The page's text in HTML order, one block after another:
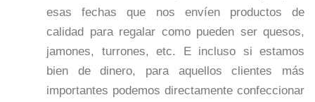
esas fechas que nos envíen productos de
calidad para regalar como pueden ser quesos,
jamones, turrones, etc. E incluso si estamos
bien de dinero, para aquellos clientes más
importantes podemos directamente confeccionar